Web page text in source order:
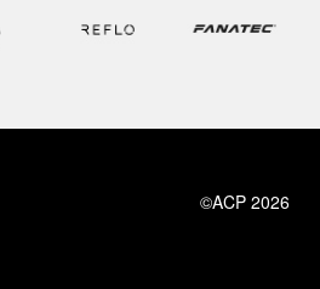
©ACP 2026